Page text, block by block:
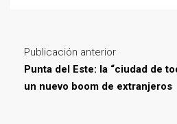
Publicación anterior
Punta del Este: la “ciudad de
un nuevo boom de extranjeros